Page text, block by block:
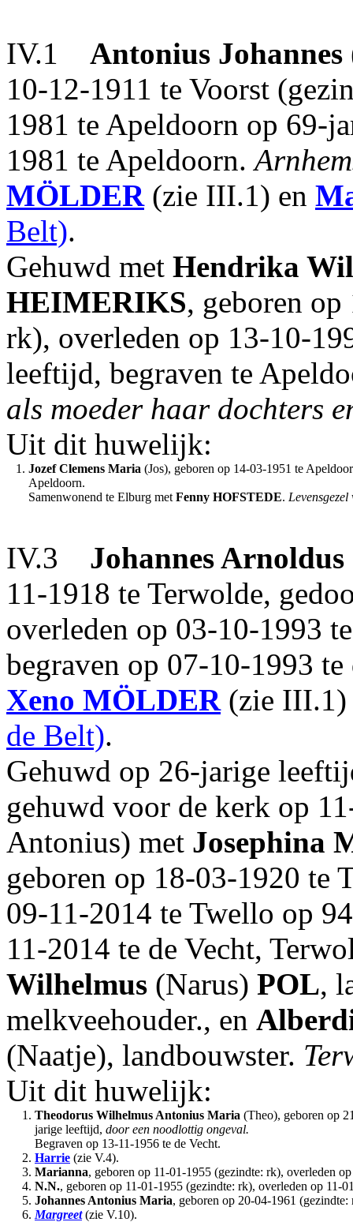
IV.1 Antonius Johannes
10-12-1911 te Voorst
1981 te Apeldoorn op 69-
1981 te Apeldoorn.
MÖLDER(zie III.1) en
Belt).
Gehuwd met Hendrika
HEIMERIKS, geboren op
rk), overleden op 13-10-
leeftijd, begraven te
als moeder haar dochters
Uit dit huwelijk:
1. Jozef Clemens Maria (Jos), geboren op 14-03-1951 te
Apeldoorn.
Samenwonend te Elburg met Fenny HOFSTEDE. Levensgezel
IV.3 Johannes Arnoldus
11-1918 te Terwolde,
overleden op 03-10-1993
begraven op 07-10-1993
Xeno MÖLDER(zie
de Belt).
Gehuwd op 26-jarige
gehuwd voor de kerk op
Antonius) met Josephina
geboren op 18-03-1920 te
09-11-2014 te Twello op
11-2014 te de Vecht,
Wilhelmus (Narus) POL,
melkveehouder., en
(Naatje), landbouwster.
Uit dit huwelijk:
1. Theodorus Wilhelmus Antonius Maria (Theo), geboren op
jarige leeftijd, door een noodlottig ongeval.
Begraven op 13-11-1956 te de Vecht.
2. Harrie (zie V.4).
3. Marianna, geboren op 11-01-1955 (gezindte: rk), overleden
4. N.N., geboren op 11-01-1955 (gezindte: rk), overleden op 11-
5. Johannes Antonius Maria, geboren op 20-04-1961
6. Margreet(zie V.10).